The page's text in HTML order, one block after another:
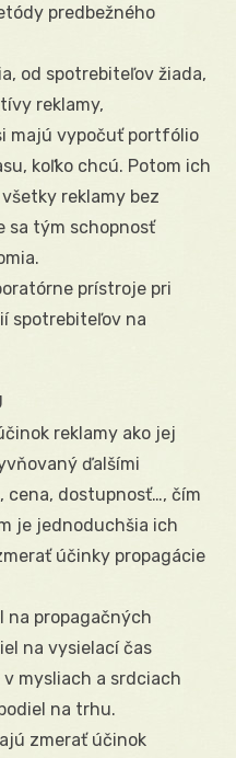
predbežného
od spotrebiteľov žiada,
reklamy,
majú vypočuť portfólio
koľko chcú. Potom ich
reklamy bez
sa tým schopnosť
prístroje pri
spotrebiteľov na
reklamy ako jej
ďalšími
dostupnosť…, čím
je jednoduchšia ich
účinky propagácie
na propagačných
na vysielací čas
mysliach a srdciach
na trhu.
zmerať účinok